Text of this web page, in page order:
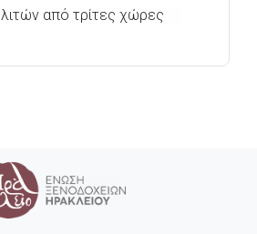
από τρίτες χώρες